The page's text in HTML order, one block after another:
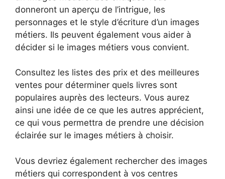
donneront un aperçu de l’intrigue, les
personnages et le style d’écriture d’un images
métiers. Ils peuvent également vous aider à
décider si le images métiers vous convient.
Consultez les listes des prix et des meilleures
ventes pour déterminer quels livres sont
populaires auprès des lecteurs. Vous aurez
ainsi une idée de ce que les autres apprécient,
ce qui vous permettra de prendre une décision
éclairée sur le images métiers à choisir.
Vous devriez également rechercher des images
métiers qui correspondent à vos centres